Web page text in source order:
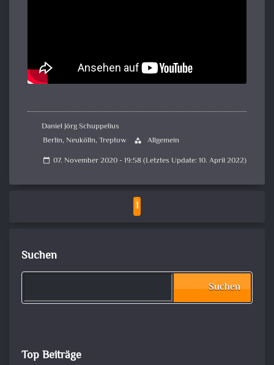
Daniel Jörg Schuppelius
Berlin,Neukölln,Treptow category Allgemein
calendar_today 07. November 2020 - 19:58 (Letztes Update: 10. April 2022)
1
Suchen
Suchen
Top Beiträge